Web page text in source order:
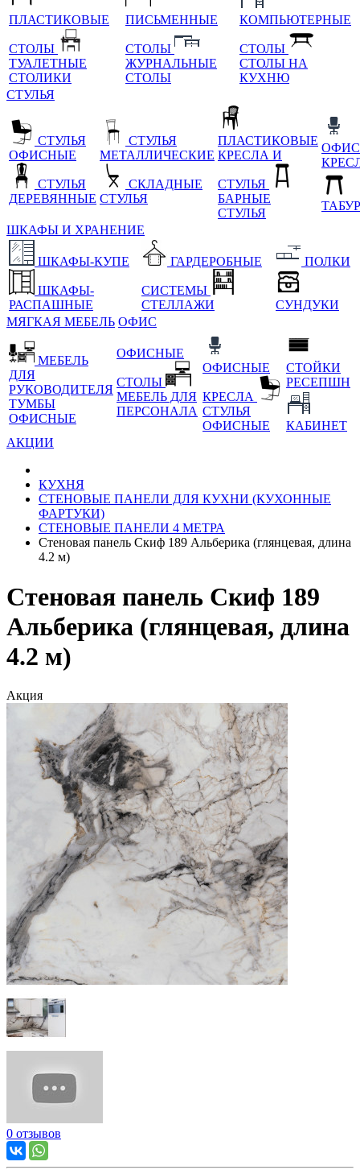
ПЛАСТИКОВЫЕ
СТОЛЫ
ТУАЛЕТНЫЕ
СТОЛИКИ
ПИСЬМЕННЫЕ
СТОЛЫ
ЖУРНАЛЬНЫЕ
СТОЛЫ
КОМПЬЮТЕРНЫЕ
СТОЛЫ
СТОЛЫ НА
КУХНЮ
СТУЛЬЯ
СТУЛЬЯ
ОФИСНЫЕ
СТУЛЬЯ
ДЕРЕВЯННЫЕ
СТУЛЬЯ
МЕТАЛЛИЧЕСКИЕ
СКЛАДНЫЕ
СТУЛЬЯ
ПЛАСТИКОВЫЕ
КРЕСЛА И
СТУЛЬЯ
БАРНЫЕ
СТУЛЬЯ
ШКАФЫ И ХРАНЕНИЕ
ШКАФЫ-КУПЕ
ШКАФЫ-
РАСПАШНЫЕ
ГАРДЕРОБНЫЕ
СИСТЕМЫ
СТЕЛЛАЖИ
ПОЛКИ
СУНДУКИ
МЯГКАЯ МЕБЕЛЬ ОФИС
МЕБЕЛЬ
ДЛЯ
РУКОВОДИТЕЛЯ
ТУМБЫ
ОФИСНЫЕ
ОФИСНЫЕ
СТОЛЫ
МЕБЕЛЬ ДЛЯ
ПЕРСОНАЛА
ОФИСНЫЕ
КРЕСЛА
СТУЛЬЯ
ОФИСНЫЕ
СТОЙКИ
РЕСЕПШН
КАБИНЕТ
АКЦИИ
КУХНЯ
СТЕНОВЫЕ ПАНЕЛИ ДЛЯ КУХНИ (КУХОННЫЕ
ФАРТУКИ)
СТЕНОВЫЕ ПАНЕЛИ 4 МЕТРА
Стеновая панель Скиф 189 Альберика (глянцевая, длина
4.2 м)
Стеновая панель Скиф 189
Альберика (глянцевая, длина
4.2 м)
Акция
0 отзывов